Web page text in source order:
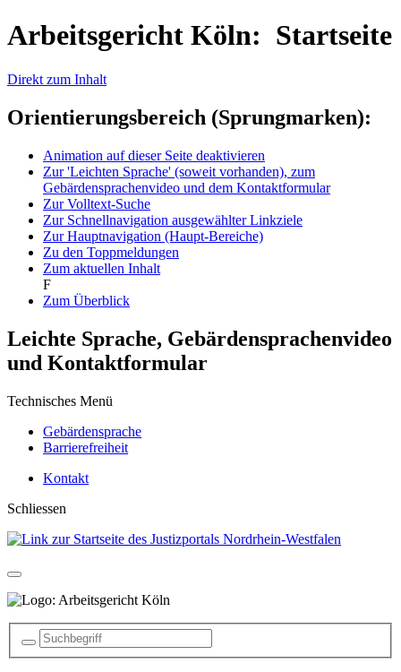
Arbeitsgericht Köln: Startseite
Direkt zum Inhalt
Orientierungsbereich (Sprungmarken):
Animation auf dieser Seite deaktivieren
Zur 'Leichten Sprache' (soweit vorhanden), zum
Gebärdensprachenvideo und dem Kontaktformular
Zur Volltext-Suche
Zur Schnellnavigation ausgewählter Linkziele
Zur Hauptnavigation (Haupt-Bereiche)
Zu den Toppmeldungen
Zum aktuellen Inhalt
F
Zum Überblick
Leichte Sprache, Gebärdensprachenvideo
und Kontaktformular
Technisches Menü
Gebärdensprache
Barrierefreiheit
Kontakt
Schliessen